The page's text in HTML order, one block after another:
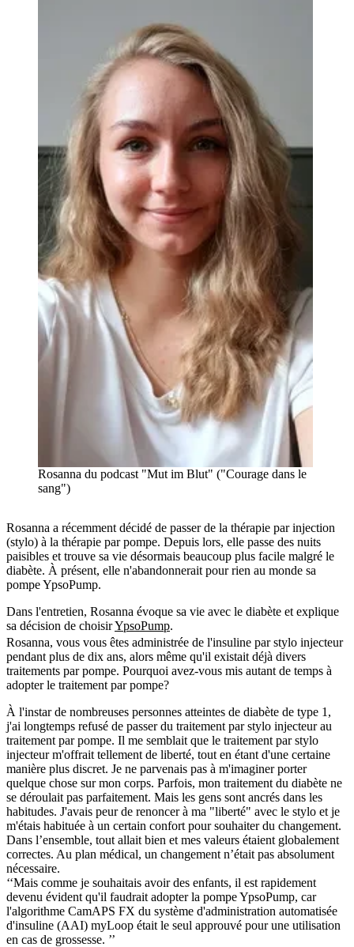
Rosanna du podcast "Mut im Blut" ("Courage dans le
sang")
Rosanna a récemment décidé de passer de la thérapie par injection
(stylo) à la thérapie par pompe. Depuis lors, elle passe des nuits
paisibles et trouve sa vie désormais beaucoup plus facile malgré le
diabète. À présent, elle n'abandonnerait pour rien au monde sa
pompe YpsoPump.
Dans l'entretien, Rosanna évoque sa vie avec le diabète et explique
sa décision de choisirYpsoPump.
Rosanna, vous vous êtes administrée de l'insuline par stylo injecteur
pendant plus de dix ans, alors même qu'il existait déjà divers
traitements par pompe. Pourquoi avez-vous mis autant de temps à
adopter le traitement par pompe?
À l'instar de nombreuses personnes atteintes de diabète de type 1,
j'ai longtemps refusé de passer du traitement par stylo injecteur au
traitement par pompe. Il me semblait que le traitement par stylo
injecteur m'offrait tellement de liberté, tout en étant d'une certaine
manière plus discret. Je ne parvenais pas à m'imaginer porter
quelque chose sur mon corps. Parfois, mon traitement du diabète ne
se déroulait pas parfaitement. Mais les gens sont ancrés dans les
habitudes. J'avais peur de renoncer à ma "liberté" avec le stylo et je
m'étais habituée à un certain confort pour souhaiter du changement.
Dans l’ensemble, tout allait bien et mes valeurs étaient globalement
correctes. Au plan médical, un changement n’était pas absolument
nécessaire.
‘‘Mais comme je souhaitais avoir des enfants, il est rapidement
devenu évident qu'il faudrait adopter la pompe YpsoPump, car
l'algorithme CamAPS FX du système d'administration automatisée
d'insuline (AAI) myLoop était le seul approuvé pour une utilisation
en cas de grossesse. ’’